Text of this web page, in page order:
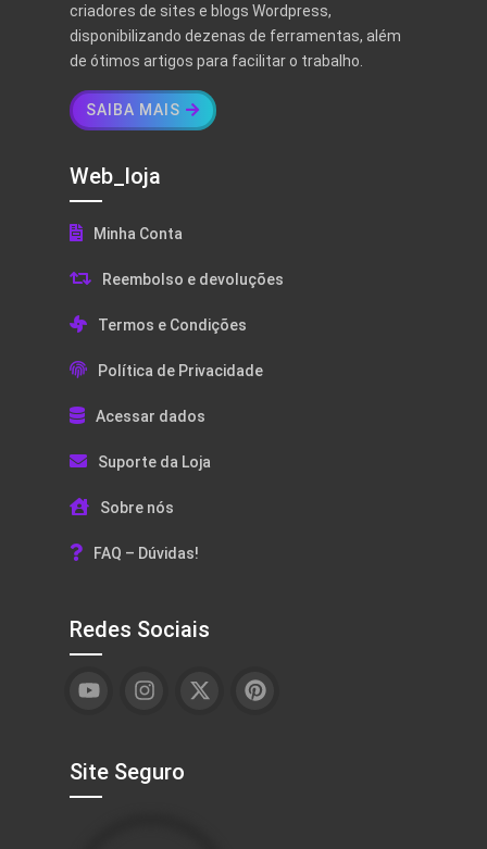
criadores de sites e blogs Wordpress,
disponibilizando dezenas de ferramentas, além
de ótimos artigos para facilitar o trabalho.
SAIBA MAIS
Web_loja
Minha Conta
Reembolso e devoluções
Termos e Condições
Política de Privacidade
Acessar dados
Suporte da Loja
Sobre nós
FAQ – Dúvidas!
Redes Sociais
Site Seguro